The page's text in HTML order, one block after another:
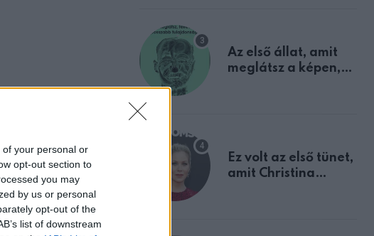
your personal or
opt-out section to
you may
by us or personal
opt-out of the
list of downstream
Az első állat, amit
meglátsz a képen,
Ez volt az első tünet,
amit Christina